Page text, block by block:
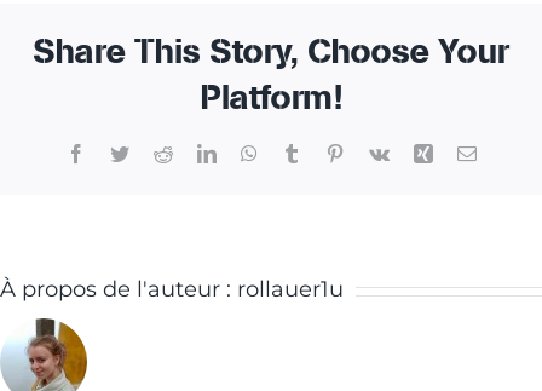
Share This Story, Choose Your
Platform!
Facebook
TwitterRedditLinkedInWhatsApp
TumblrPinterest
Vk Xing Email
À propos de l'auteur : rollauer1u